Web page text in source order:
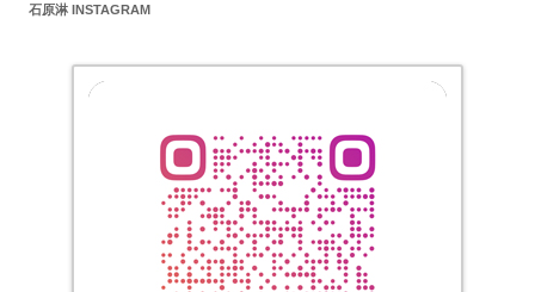
石原淋 INSTAGRAM